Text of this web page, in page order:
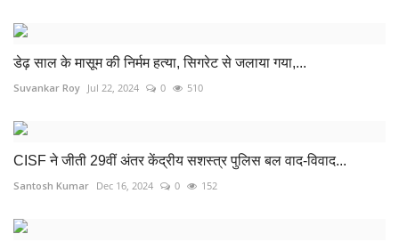
डेढ़ साल के मासूम की निर्मम हत्या, सिगरेट से जलाया गया,...
Suvankar Roy Jul 22, 2024 0 510
CISF ने जीती 29वीं अंतर केंद्रीय सशस्त्र पुलिस बल वाद-विवाद...
Santosh Kumar Dec 16, 2024 0 152